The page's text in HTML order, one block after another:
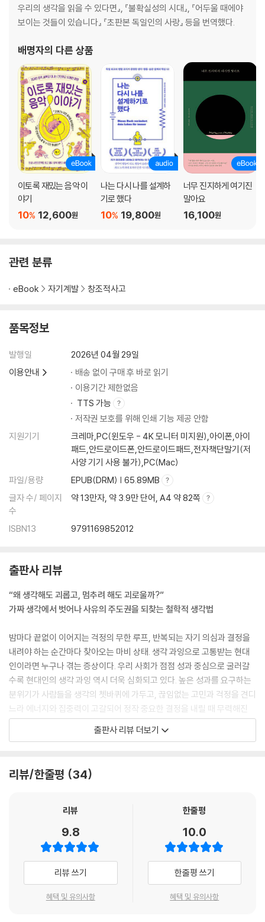
6부 생각을 만드는 더 깊은 생각
더 좋은 생각을 위한 철학 지도
감사의 글 | 주석
우리의 생각을 읽을 수 있다면』, 『불확실성의 시대』, 『어두울 때에야
보이는 것들이 있습니다』 『초판본 독일인의 사랑』 등을 번역했다.
배명자의 다른 상품
이토록 재밌는 음악 이
야기
12,600원
10%
나는 다시 나를 설계하
기로 했다
19,800원
10%
너무 진지하게 여기진
말아요
16,100원
관련 분류
eBook 자기계발 창조적사고
품목정보
발행일
2026년 04월 29일
이용안내
배송 없이 구매 후 바로 읽기
이용기간 제한없음
TTS 가능
저작권 보호를 위해 인쇄 기능 제공 안함
지원기기
크레마,PC(윈도우 - 4K 모니터 미지원),아이폰,아이
패드,안드로이드폰,안드로이드패드,전자책단말기(저
사양 기기 사용 불가),PC(Mac)
파일/용량
EPUB(DRM) | 65.89MB
글자 수/ 페이지
수
약 13만자, 약 3.9만 단어, A4 약 82쪽
ISBN13 9791169852012
출판사 리뷰
“왜 생각해도 괴롭고, 멈추려 해도 괴로울까?”
가짜 생각에서 벗어나 사유의 주도권을 되찾는 철학적 생각법
밤마다 끝없이 이어지는 걱정의 무한 루프, 반복되는 자기 의심과 결정을
내려야 하는 순간마다 찾아오는 마비 상태. 생각 과잉으로 고통받는 현대
인이라면 누구나 겪는 증상이다. 우리 사회가 점점 성과 중심으로 굴러갈
수록 현대인의 생각 과잉 역시 더욱 심화되고 있다. 높은 성과를 요구하는
분위기가 사람들을 생각의 쳇바퀴에 가두고, 끊임없는 고민과 걱정을 견디
느라 에너지와 집중력이 고갈되어 정작 중요한 결정을 내릴 때 무력해진
다. 저자는 이것이 단순한 심리적 문제가 아니라, 사유의 방식 자체를 근본
적으로 재설계해야 하는 철학적 과제라고 진단한다.
꾸라’는 해법을 제시한다. 저자는 자꾸만 머릿속을 맴도는 생각에도 추진
생각 과잉에서 벗어나는 것은 물론, 단숨에 고민을 해결하는 지름길을 찾
법, 두려움의 실체를 직시하는 법, 그리고 반복되는 사고 패턴을 이해하고
매듭을 풀어내는 법을 배운다. 이런 딥 씽킹의 기술은 연습할수록 능숙해
지며, 그 과정에서 자기 자신을 더 깊이 이해하게 된다.
나아가 이 책은 생각 과잉이 개인의 뇌 안에서만 일어나는 현상이 아니라,
출판사 리뷰 더보기
리뷰/한줄평 34
리뷰
9.8
리뷰 쓰기
혜택 및 유의사항
한줄평
10.0
한줄평 쓰기
혜택 및 유의사항